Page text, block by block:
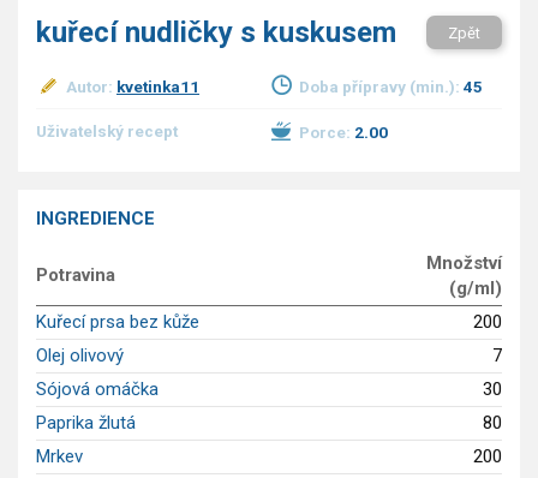
hovězí, telecí
vnitřnosti
Omáčky
Saláty
Sladké pokrmy
Dezerty
Nápoje
Ostatní
Dětské recepty
GLP-1 recepty
kuřecí nudličky s kuskusem Zpět
Autor: kvetinka11 Doba přípravy (min.): 45
Uživatelský recept Porce: 2.00
INGREDIENCE
Potravina
Množství
(g/ml)
Kuřecí prsa bez kůže
200
Olej olivový
7
Sójová omáčka
30
Paprika žlutá
80
Mrkev
200